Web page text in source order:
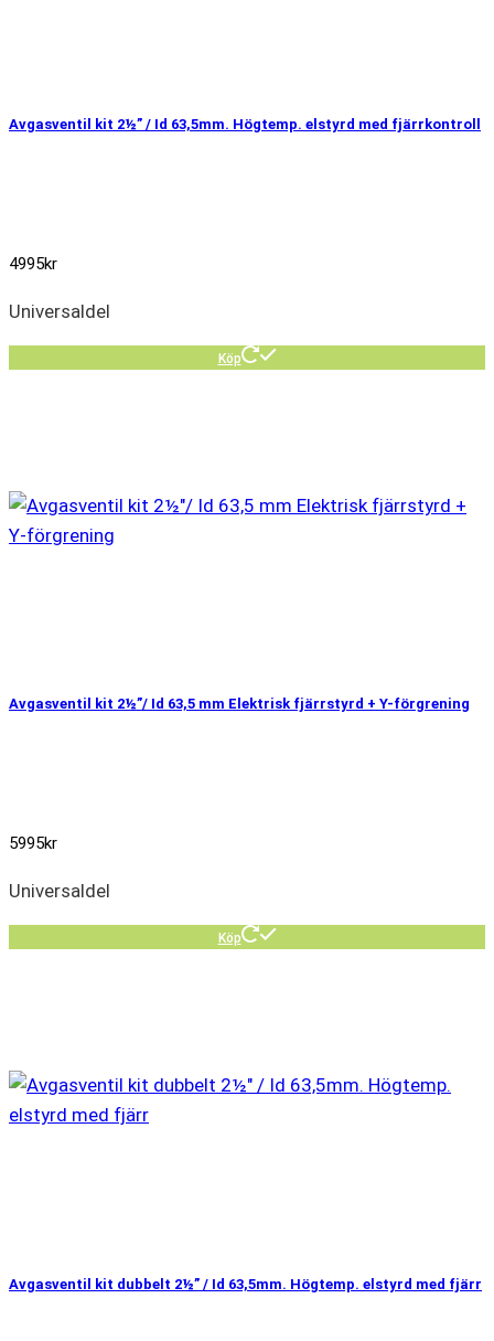
Avgasventil kit 2½” / Id 63,5mm. Högtemp. elstyrd med fjärrkontroll
4995kr
Universaldel
Köp
Avgasventil kit 2½”/ Id 63,5 mm Elektrisk fjärrstyrd + Y-förgrening
5995kr
Universaldel
Köp
Avgasventil kit dubbelt 2½” / Id 63,5mm. Högtemp. elstyrd med fjärr